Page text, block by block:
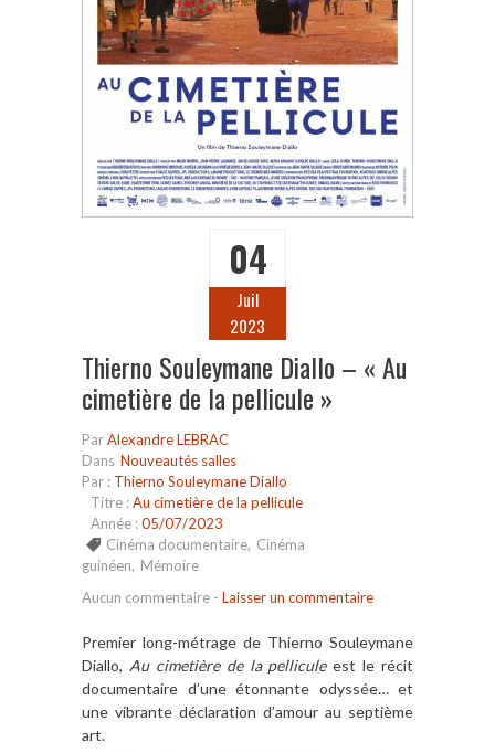
04
Juil
2023
Thierno Souleymane Diallo – « Au
cimetière de la pellicule »
ParAlexandre LEBRAC
Dans Nouveautés salles
Par : Thierno Souleymane Diallo
Titre :Au cimetière de la pellicule
Année :05/07/2023
Cinéma documentaire, Cinéma
guinéen, Mémoire
Aucun commentaire - Laisser un commentaire
Premier long-métrage de Thierno Souleymane
Diallo, Au cimetière de la pelliculeest le récit
documentaire d’une étonnante odyssée… et
une vibrante déclaration d’amour au septième
art.